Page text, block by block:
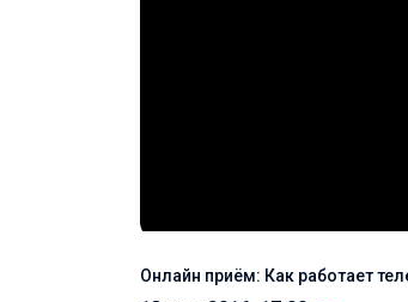
Онлайн приём: Как работает